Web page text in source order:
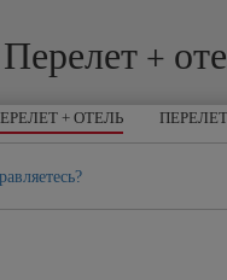
Перелет +
+ ОТЕЛЬ